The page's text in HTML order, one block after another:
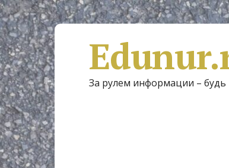
За рулем информации – будь